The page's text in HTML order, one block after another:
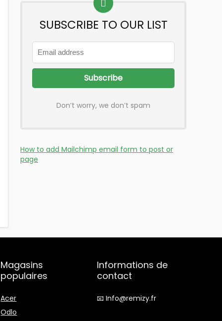
SUBSCRIBE TO OUR LIST
Don’t worry, we don’t spam
How to add Mailchimp email form to post or
page
Magasins
populaires
Acer
Odlo
Informations de
contact
📧 Info@remizy.fr